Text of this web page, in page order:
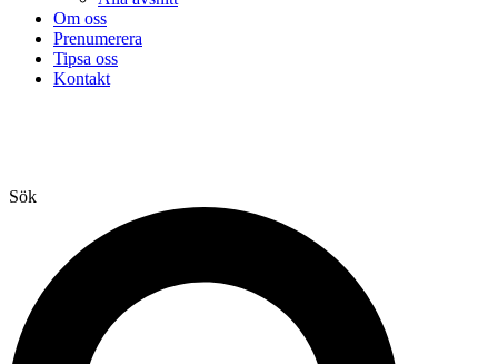
Om oss
Prenumerera
Tipsa oss
Kontakt
Sök